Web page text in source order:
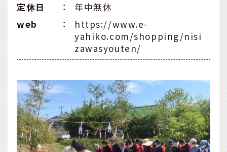
定休⽇
：
年中無休
web
：
https://www.e-
yahiko.com/shopping/nisi
zawasyouten/